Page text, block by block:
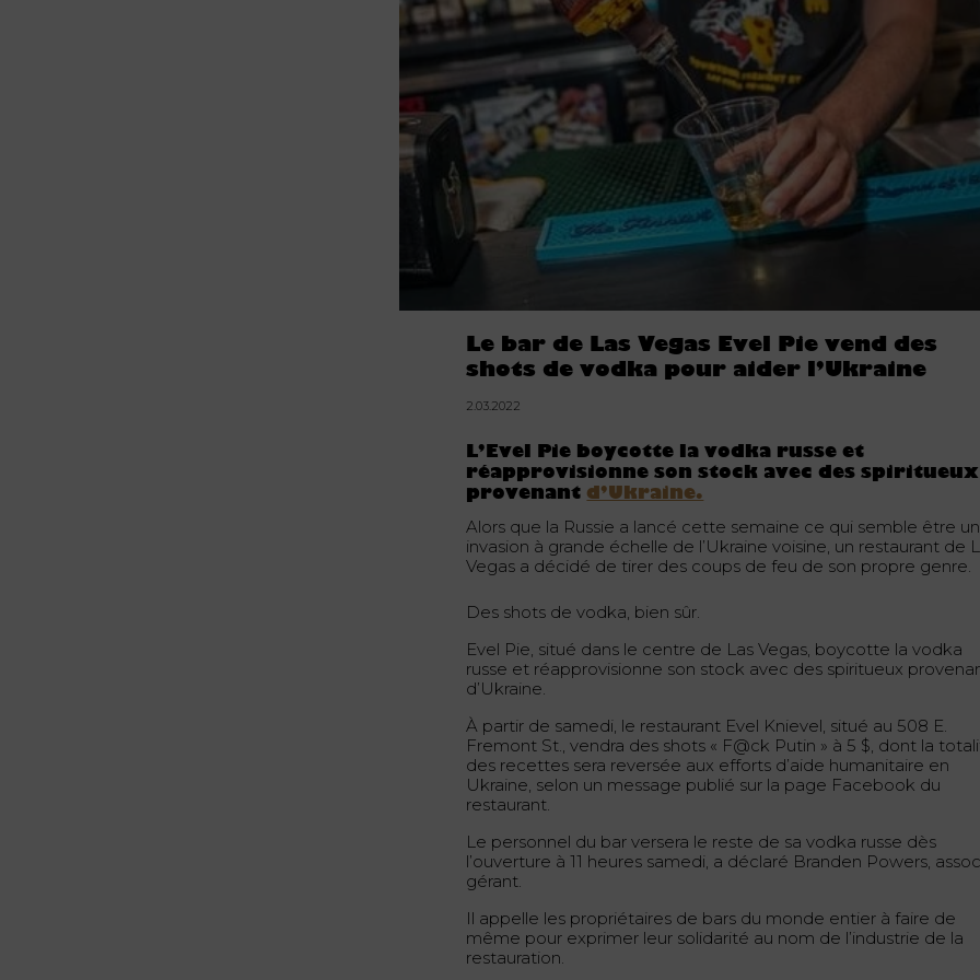
Le bar de Las Vegas Evel Pie vend des
shots de vodka pour aider l’Ukraine
2.03.2022
L’Evel Pie boycotte la vodka russe et
réapprovisionne son stock avec des spiritueux
provenant d’Ukraine.
Alors que la Russie a lancé cette semaine ce qui semble être
invasion à grande échelle de l’Ukraine voisine, un restaurant de
Vegas a décidé de tirer des coups de feu de son propre genre.
Des shots de vodka, bien sûr.
Evel Pie, situé dans le centre de Las Vegas, boycotte la vodka
russe et réapprovisionne son stock avec des spiritueux
d’Ukraine.
À partir de samedi, le restaurant Evel Knievel, situé au 508 E.
Fremont St., vendra des shots « F@ck Putin » à 5 $, dont la
des recettes sera reversée aux efforts d’aide humanitaire en
Ukraine, selon un message publié sur la page Facebook du
restaurant.
Le personnel du bar versera le reste de sa vodka russe dès
l’ouverture à 11 heures samedi, a déclaré Branden Powers,
gérant.
Il appelle les propriétaires de bars du monde entier à faire de
même pour exprimer leur solidarité au nom de l’industrie de la
restauration.